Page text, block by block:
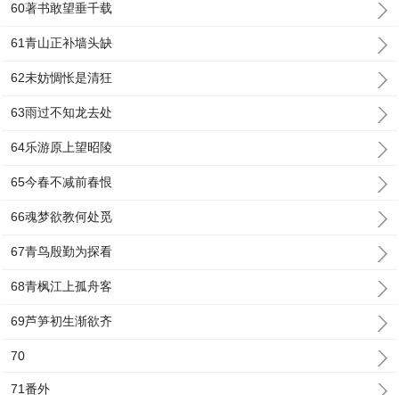
60著书敢望垂千载
61青山正补墙头缺
62未妨惆怅是清狂
63雨过不知龙去处
64乐游原上望昭陵
65今春不减前春恨
66魂梦欲教何处觅
67青鸟殷勤为探看
68青枫江上孤舟客
69芦笋初生渐欲齐
70
71番外